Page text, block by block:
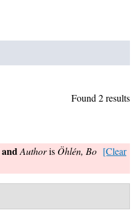
Found 2 results
andAuthoris Öhlén, Bo [Clear